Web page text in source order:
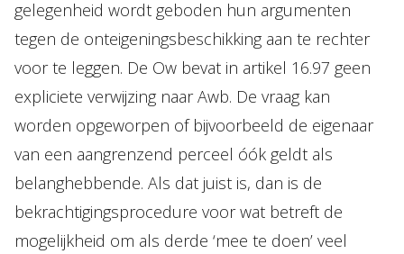
gelegenheid wordt geboden hun argumenten
tegen de onteigeningsbeschikking aan te rechter
voor te leggen. De Ow bevat in artikel 16.97 geen
expliciete verwijzing naar Awb. De vraag kan
worden opgeworpen of bijvoorbeeld de eigenaar
van een aangrenzend perceel óók geldt als
belanghebbende. Als dat juist is, dan is de
bekrachtigingsprocedure voor wat betreft de
mogelijkheid om als derde ‘mee te doen’ veel